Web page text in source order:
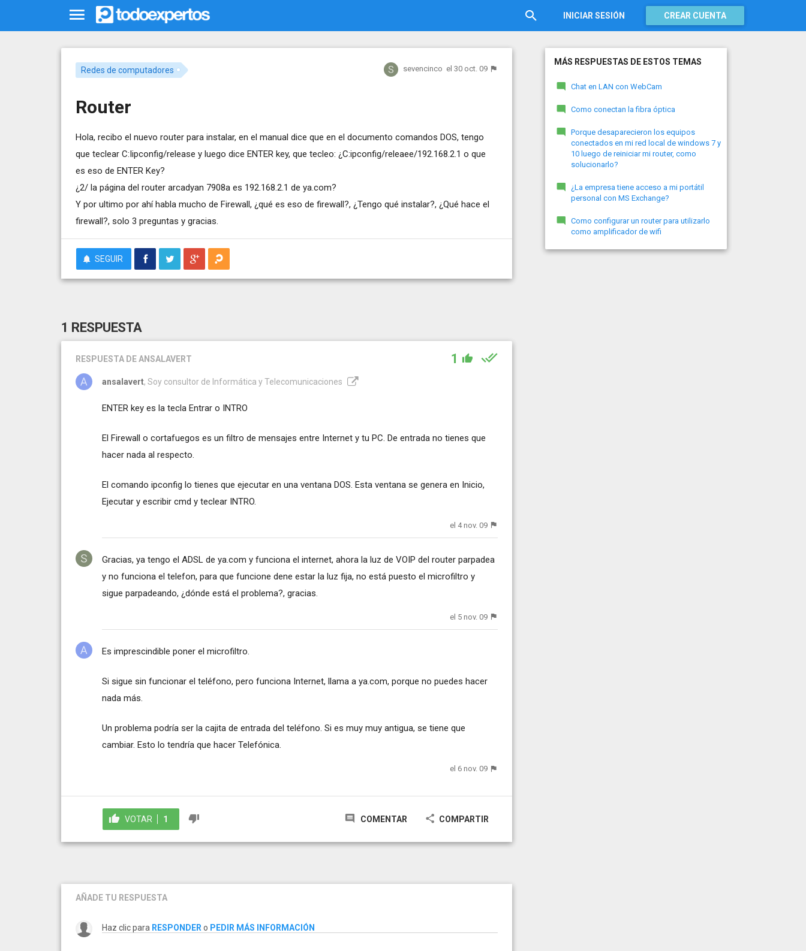
INICIAR SESIÓN CREAR CUENTA
Redes de computadores sevencinco el 30 oct. 09
Router
Hola, recibo el nuevo router para instalar, en el manual dice que en el documento comandos DOS, tengo
que teclear C:Iipconfig/release y luego dice ENTER key, que tecleo: ¿C:ipconfig/releaee/192.168.2.1 o que
es eso de ENTER Key?
¿2/ la página del router arcadyan 7908a es 192.168.2.1 de ya.com?
Y por ultimo por ahí habla mucho de Firewall, ¿qué es eso de firewall?, ¿Tengo qué instalar?, ¿Qué hace el
firewall?, solo 3 preguntas y gracias.
SEGUIR
1 RESPUESTA
RESPUESTA DE ANSALAVERT 1
ansalavert, Soy consultor de Informática y Telecomunicaciones
ENTER key es la tecla Entrar o INTRO
El Firewall o cortafuegos es un filtro de mensajes entre Internet y tu PC. De entrada no tienes que
hacer nada al respecto.
El comando ipconfig lo tienes que ejecutar en una ventana DOS. Esta ventana se genera en Inicio,
Ejecutar y escribir cmd y teclear INTRO.
el 4 nov. 09
Gracias, ya tengo el ADSL de ya.com y funciona el internet, ahora la luz de VOIP del router parpadea
y no funciona el telefon, para que funcione dene estar la luz fija, no está puesto el microfiltro y
sigue parpadeando, ¿dónde está el problema?, gracias.
el 5 nov. 09
Es imprescindible poner el microfiltro.
Si sigue sin funcionar el teléfono, pero funciona Internet, llama a ya.com, porque no puedes hacer
nada más.
Un problema podría ser la cajita de entrada del teléfono. Si es muy muy antigua, se tiene que
cambiar. Esto lo tendría que hacer Telefónica.
el 6 nov. 09
VOTAR 1 COMENTAR COMPARTIR
AÑADE TU RESPUESTA
Haz clic para RESPONDER o PEDIR MÁS INFORMACIÓN
MÁS RESPUESTAS DE ESTOS TEMAS
Chat en LAN con WebCam
Como conectan la fibra óptica
Porque desaparecieron los equipos
conectados en mi red local de windows 7 y
10 luego de reiniciar mi router, como
solucionarlo?
¿La empresa tiene acceso a mi portátil
personal con MS Exchange?
Como configurar un router para utilizarlo
como amplificador de wifi